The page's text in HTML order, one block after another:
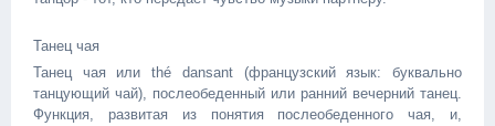
Танец чая
Танец чая или thé dansant (французский язык: буквально
танцующий чай), послеобеденный или ранний вечерний танец.
Функция, развитая из понятия послеобеденного чая, и,